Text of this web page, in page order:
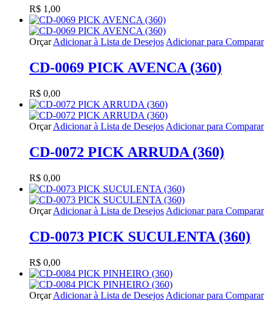
R$ 1,00
Orçar Adicionar à Lista de Desejos Adicionar para Comparar
CD-0069 PICK AVENCA (360)
R$ 0,00
Orçar Adicionar à Lista de Desejos Adicionar para Comparar
CD-0072 PICK ARRUDA (360)
R$ 0,00
Orçar Adicionar à Lista de Desejos Adicionar para Comparar
CD-0073 PICK SUCULENTA (360)
R$ 0,00
Orçar Adicionar à Lista de Desejos Adicionar para Comparar